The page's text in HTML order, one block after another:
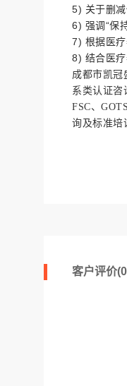
5) 关于删
6) 强调“保
7) 根据医疗
8) 结合医
成都市凯冠
系类认证咨
FSC、
询及标准培
客户评价